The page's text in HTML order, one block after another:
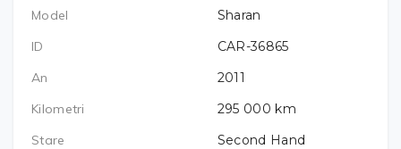
Model
Sharan
ID
CAR-36865
An
2011
Kilometri
295 000 km
Stare
Second Hand